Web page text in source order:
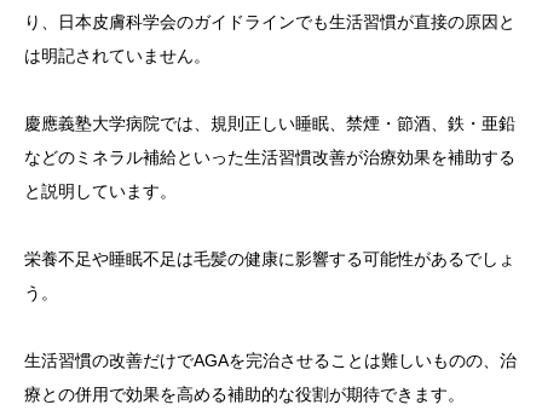
り、日本皮膚科学会のガイドラインでも生活習慣が直接の原因と
は明記されていません。
慶應義塾大学病院では、規則正しい睡眠、禁煙・節酒、鉄・亜鉛
などのミネラル補給といった生活習慣改善が治療効果を補助する
と説明しています。
栄養不足や睡眠不足は毛髪の健康に影響する可能性があるでしょ
う。
生活習慣の改善だけでAGAを完治させることは難しいものの、治
療との併用で効果を高める補助的な役割が期待できます。